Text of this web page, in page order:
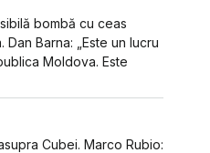
bombă cu ceas
Barna: „Este un lucru
Moldova. Este
Cubei. Marco Rubio: